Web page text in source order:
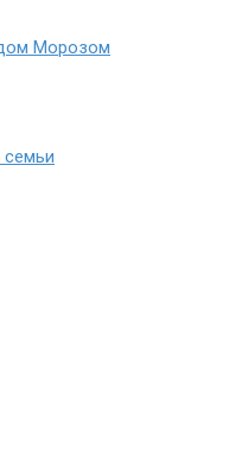
Морозом
семьи